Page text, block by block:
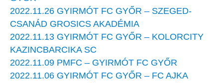
2022.11.26 GYIRMÓT FC GYŐR – SZEGED-
CSANÁD GROSICS AKADÉMIA
2022.11.13 GYIRMÓT FC GYŐR – KOLORCITY
KAZINCBARCIKA SC
2022.11.09 PMFC – GYIRMÓT FC GYŐR
2022.11.06 GYIRMÓT FC GYŐR – FC AJKA